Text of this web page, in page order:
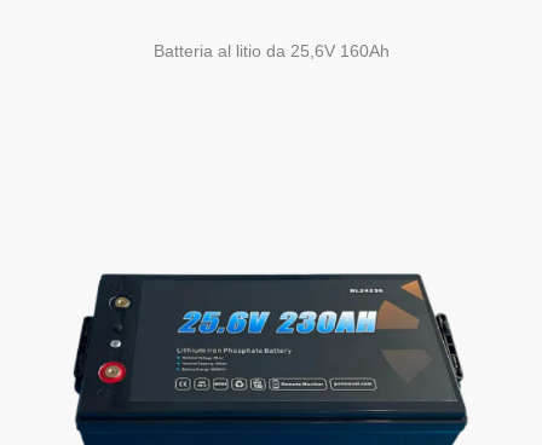
Batteria al litio da 25,6V 160Ah